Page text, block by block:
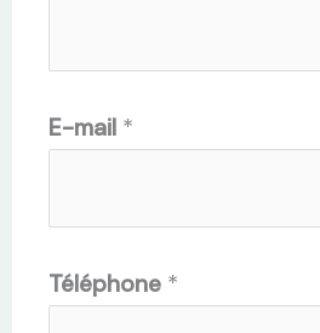
E-mail *
Téléphone *